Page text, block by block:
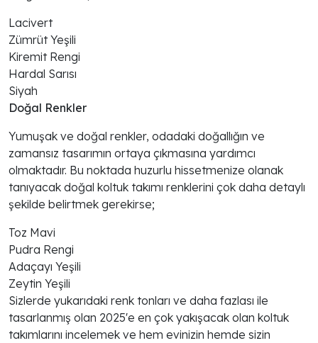
Lacivert
Zümrüt Yeşili
Kiremit Rengi
Hardal Sarısı
Siyah
Doğal Renkler
Yumuşak ve doğal renkler, odadaki doğallığın ve
zamansız tasarımın ortaya çıkmasına yardımcı
olmaktadır. Bu noktada huzurlu hissetmenize olanak
tanıyacak doğal koltuk takımı renklerini çok daha detaylı
şekilde belirtmek gerekirse;
Toz Mavi
Pudra Rengi
Adaçayı Yeşili
Zeytin Yeşili
Sizlerde yukarıdaki renk tonları ve daha fazlası ile
tasarlanmış olan 2025'e en çok yakışacak olan koltuk
takımlarını incelemek ve hem evinizin hemde sizin